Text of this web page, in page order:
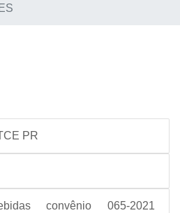
PR
convênio 065-2021